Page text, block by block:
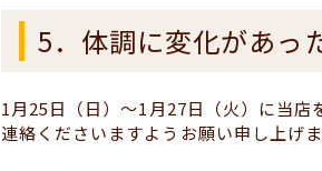
5．体調に変化があっ
1月25日（日）～1月27日（火）に当
連絡くださいますようお願い申し上げま